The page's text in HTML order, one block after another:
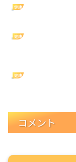
健康
健康
健康
コメント